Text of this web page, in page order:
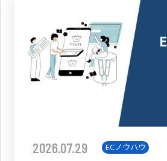
2026.07.29 ECノウハウ